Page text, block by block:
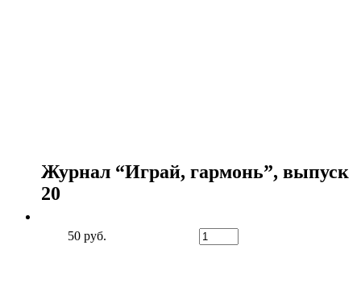
Журнал “Играй, гармонь”, выпуск
20
50 руб.